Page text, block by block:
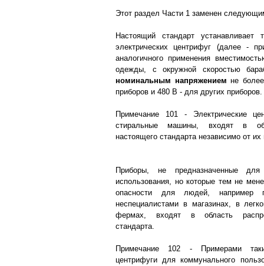
Этот раздел Части 1 заменен
Настоящий стандарт устанавливает
электрических центрифуг (далее -
аналогичного применения
одежды, с окружной скоростью
номинальным напряжением не
приборов и 480 В - для других приборов.
Примечание 101 - Электрические
стиральные машины, входят в
настоящего стандарта независимо от
Приборы, не предназначенные для
использования, но которые тем не
опасности для людей, например
неспециалистами в магазинах, в
фермах, входят в область
стандарта.
Примечание 102 - Примерами
центрифуги для коммунального